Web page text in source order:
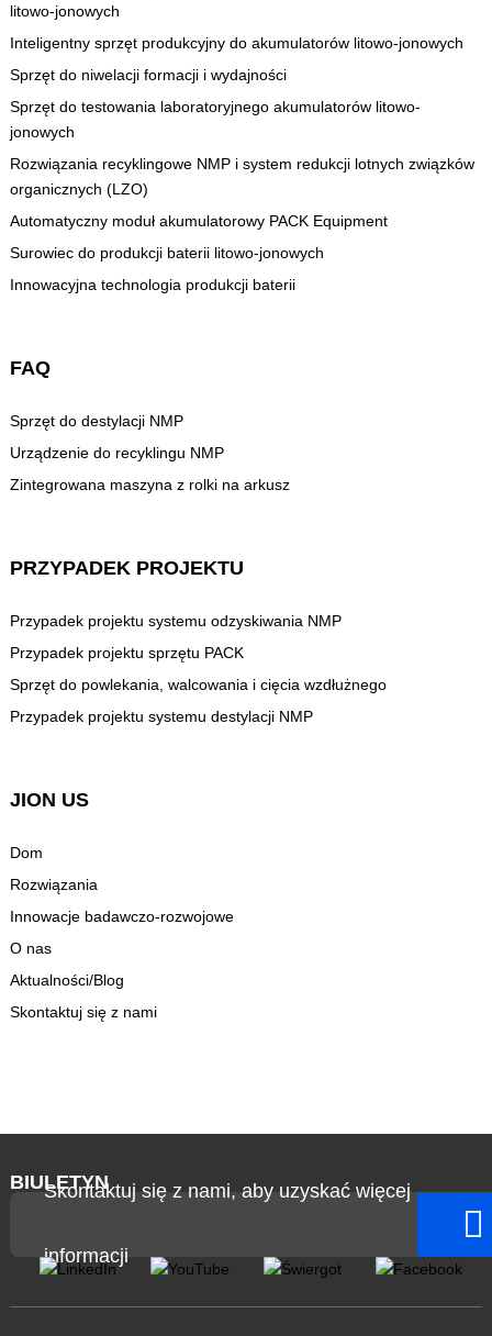
litowo-jonowych
Inteligentny sprzęt produkcyjny do akumulatorów litowo-jonowych
Sprzęt do niwelacji formacji i wydajności
Sprzęt do testowania laboratoryjnego akumulatorów litowo-
jonowych
Rozwiązania recyklingowe NMP i system redukcji lotnych związków
organicznych (LZO)
Automatyczny moduł akumulatorowy PACK Equipment
Surowiec do produkcji baterii litowo-jonowych
Innowacyjna technologia produkcji baterii
FAQ
Sprzęt do destylacji NMP
Urządzenie do recyklingu NMP
Zintegrowana maszyna z rolki na arkusz
PRZYPADEK PROJEKTU
Przypadek projektu systemu odzyskiwania NMP
Przypadek projektu sprzętu PACK
Sprzęt do powlekania, walcowania i cięcia wzdłużnego
Przypadek projektu systemu destylacji NMP
JION US
Dom
Rozwiązania
Innowacje badawczo-rozwojowe
O nas
Aktualności/Blog
Skontaktuj się z nami
BIULETYN
Skontaktuj się z nami, aby uzyskać więcej
informacji